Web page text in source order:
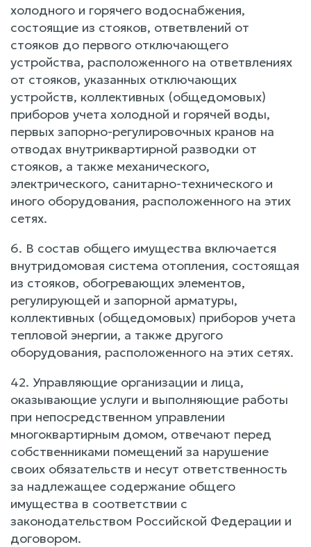
холодного и горячего водоснабжения,
состоящие из стояков, ответвлений от
стояков до первого отключающего
устройства, расположенного на ответвлениях
от стояков, указанных отключающих
устройств, коллективных (общедомовых)
приборов учета холодной и горячей воды,
первых запорно-регулировочных кранов на
отводах внутриквартирной разводки от
стояков, а также механического,
электрического, санитарно-технического и
иного оборудования, расположенного на этих
сетях.
6. В состав общего имущества включается
внутридомовая система отопления, состоящая
из стояков, обогревающих элементов,
регулирующей и запорной арматуры,
коллективных (общедомовых) приборов учета
тепловой энергии, а также другого
оборудования, расположенного на этих сетях.
42. Управляющие организации и лица,
оказывающие услуги и выполняющие работы
при непосредственном управлении
многоквартирным домом, отвечают перед
собственниками помещений за нарушение
своих обязательств и несут ответственность
за надлежащее содержание общего
имущества в соответствии с
законодательством Российской Федерации и
договором.